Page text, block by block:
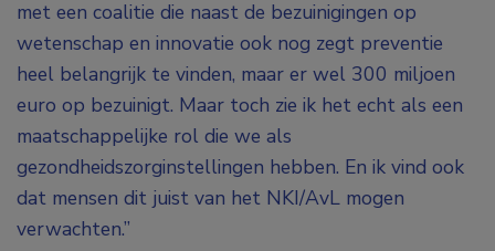
met een coalitie die naast de bezuinigingen op
wetenschap en innovatie ook nog zegt preventie
heel belangrijk te vinden, maar er wel 300 miljoen
euro op bezuinigt. Maar toch zie ik het echt als een
maatschappelijke rol die we als
gezondheidszorginstellingen hebben. En ik vind ook
dat mensen dit juist van het NKI/AvL mogen
verwachten.”